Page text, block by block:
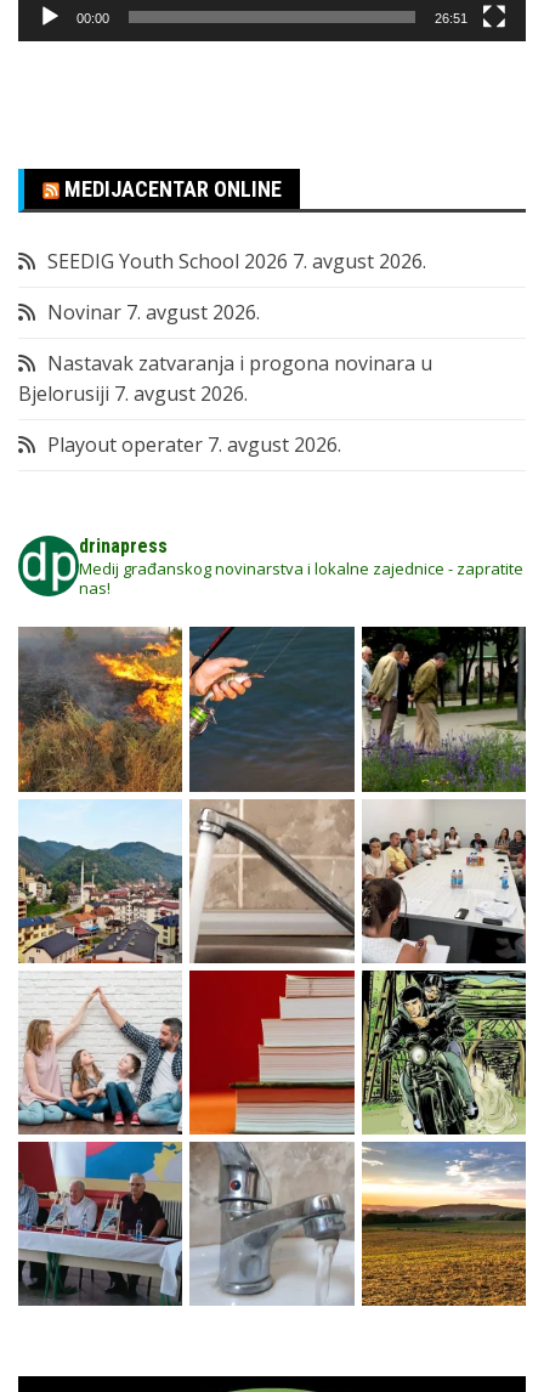
00:00 26:51
MEDIJACENTAR ONLINE
SEEDIG Youth School 2026 7. avgust 2026.
Novinar 7. avgust 2026.
Nastavak zatvaranja i progona novinara u
Bjelorusiji 7. avgust 2026.
Playout operater 7. avgust 2026.
drinapress
Medij građanskog novinarstva i lokalne zajednice - zapratite
nas!